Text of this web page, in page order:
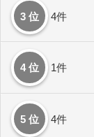
3 位 4件
4 位 1件
5 位 4件